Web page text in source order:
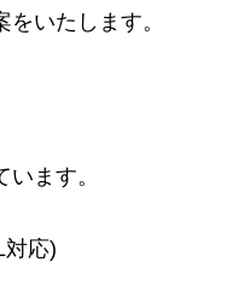
いたします。
ます。
対応)